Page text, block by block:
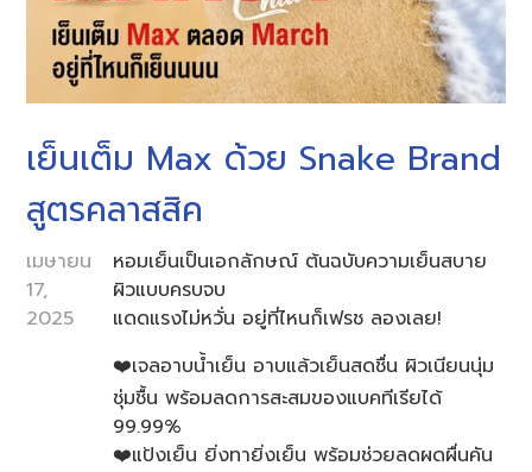
เย็นเต็ม Max ด้วย Snake Brand
สูตรคลาสสิค
เมษายน
17,
2025
หอมเย็นเป็นเอกลักษณ์ ต้นฉบับความเย็นสบาย
ผิวแบบครบจบ
แดดแรงไม่หวั่น อยู่ที่ไหนก็เฟรช ลองเลย!
❤️เจลอาบน้ำเย็น อาบแล้วเย็นสดชื่น ผิวเนียนนุ่ม
ชุ่มชื้น พร้อมลดการสะสมของแบคทีเรียได้
99.99%
❤️แป้งเย็น ยิ่งทายิ่งเย็น พร้อมช่วยลดผดผื่นคัน